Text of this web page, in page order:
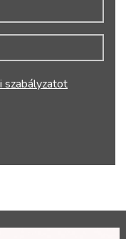
szabályzatot